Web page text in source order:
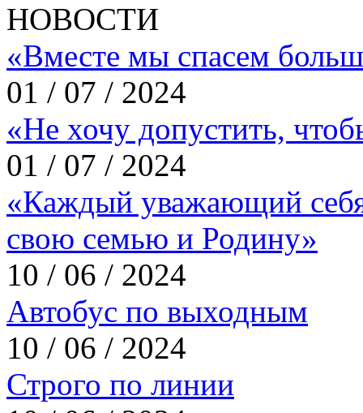
НОВОСТИ
«Вместе мы спасем
01 / 07 / 2024
«Не хочу допустить,
01 / 07 / 2024
«Каждый уважающий
свою семью и Родину»
10 / 06 / 2024
Автобус по выходным
10 / 06 / 2024
Строго по линии